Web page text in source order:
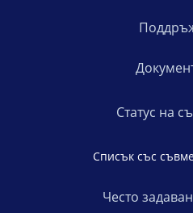
Статус на
Списък със
Често